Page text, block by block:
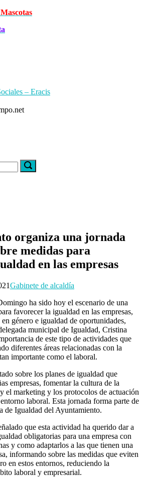
– Eracis
Search
organiza una jornada
medidas para
en las empresas
Gabinete de alcaldía
ha sido hoy el escenario de una
favorecer la igualdad en las empresas,
género e igualdad de oportunidades,
municipal de Igualdad, Cristina
de este tipo de actividades que
diferentes áreas relacionadas con la
importante como el laboral.
sobre los planes de igualdad que
empresas, fomentar la cultura de la
el marketing y los protocolos de actuación
laboral. Esta jornada forma parte de
de Igualdad del Ayuntamiento.
que esta actividad ha querido dar a
obligatorias para una empresa con
y como adaptarlos a las que tienen una
informando sobre las medidas que eviten
en estos entornos, reduciendo la
laboral y empresarial.